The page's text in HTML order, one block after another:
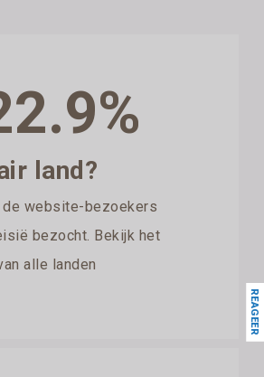
land?
de website-bezoekers
bezocht. Bekijk het
alle landen
REAGEER